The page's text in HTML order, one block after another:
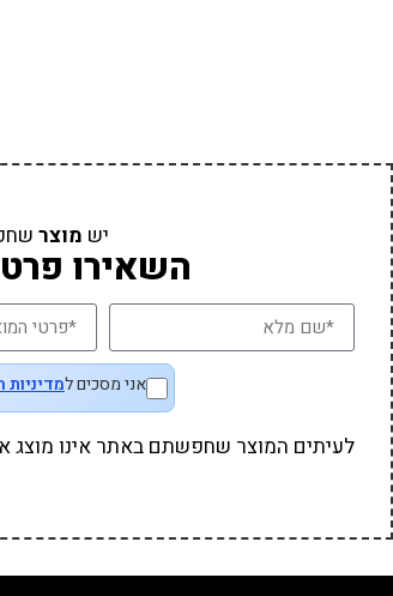
יש מוצר
השאירו
אני מסכים למדיניות
לעיתים המוצר שחפשתם באתר אינו מוצג